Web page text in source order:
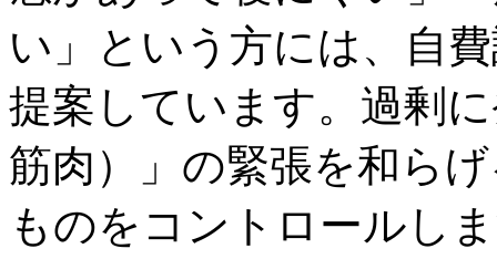
い」という方には、自
提案しています。過剰
筋肉）」の緊張を和ら
ものをコントロールし